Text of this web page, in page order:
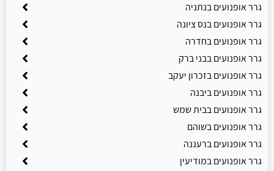
גרר אופנועים בנתניה
גרר אופנועים בנס ציונה
גרר אופנועים בחדרה
גרר אופנועים בבני ברק
גרר אופנועים בזכרון יעקב
גרר אופנועים ביבנה
גרר אופנועים בבית שמש
גרר אופנועים בשוהם
גרר אופנועים ברעננה
גרר אופנועים במודיעין